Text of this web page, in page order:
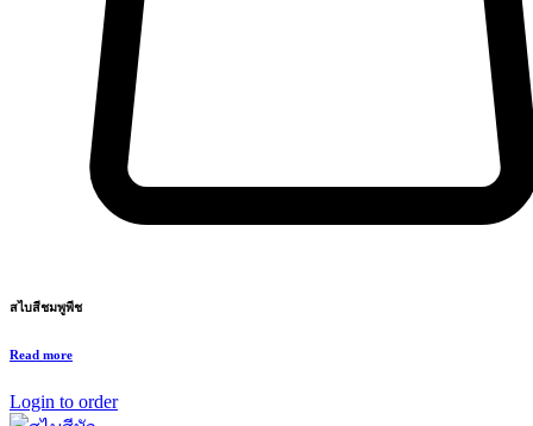
สไบสีชมพูพีช
Read more
Login to order